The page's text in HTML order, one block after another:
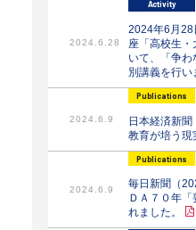
2024.6.28
Activity
2024年6月28
座「高校生
いて、「争
別講義を行い
2024.6.9
Publications
日本経済新
教育が培う現
2024.6.9
Publications
毎日新聞（
ＤＡ７０年
れました。